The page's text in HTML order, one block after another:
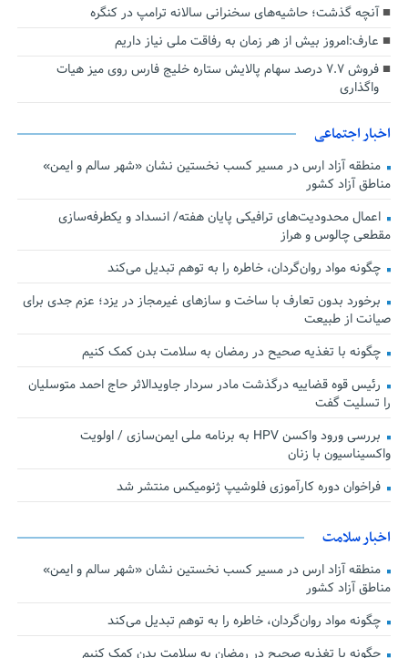
آنچه گذشت؛ حاشیه‌های سخنرانی سالانه ترامپ در کنگره
عارف:امروز بیش از هر زمان به رفاقت ملی نیاز داریم
فروش ۷.۷ درصد سهام پالایش ستاره خلیج فارس روی میز هیات
واگذاری
اخبار اجتماعی
منطقه آزاد ارس در مسیر کسب نخستین نشان «شهر سالم و ایمن»
مناطق آزاد کشور
اعمال محدودیت‌های ترافیکی پایان هفته/ انسداد و یکطرفه‌سازی
مقطعی چالوس و هراز
چگونه مواد روان‌گردان، خاطره را به توهم تبدیل می‌کند
برخورد بدون تعارف با ساخت‌ و سازهای غیرمجاز در یزد؛ عزم جدی برای
صیانت از طبیعت
چگونه با تغذیه صحیح در رمضان به سلامت بدن کمک کنیم
رئیس قوه قضاییه درگذشت مادر سردار جاویدالاثر حاج احمد متوسلیان
را تسلیت گفت
بررسی ورود واکسن HPV به برنامه ملی ایمن‌سازی / اولویت
واکسیناسیون با زنان
فراخوان دوره کارآموزی فلوشیپ ژنومیکس منتشر شد
اخبار سلامت
منطقه آزاد ارس در مسیر کسب نخستین نشان «شهر سالم و ایمن»
مناطق آزاد کشور
چگونه مواد روان‌گردان، خاطره را به توهم تبدیل می‌کند
چگونه با تغذیه صحیح در رمضان به سلامت بدن کمک کنیم